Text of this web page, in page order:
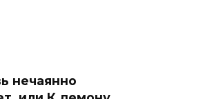
нечаянно